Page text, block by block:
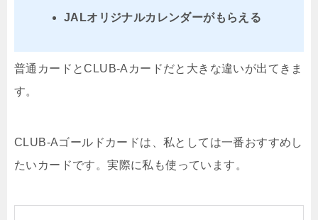
JALオリジナルカレンダーがもらえる
普通カードとCLUB-Aカードだと大きな違いが出てきま
す。
CLUB-Aゴールドカードは、私としては一番おすすめし
たいカードです。実際に私も使っています。